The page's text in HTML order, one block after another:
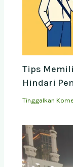
Tips
Hindari
Tinggalkan